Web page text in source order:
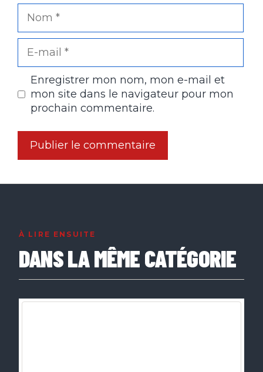
mail
Enregistrer mon nom, mon e-mail et
mon site dans le navigateur pour mon
prochain commentaire.
À LIRE ENSUITE
DANS LA MÊME CATÉGORIE